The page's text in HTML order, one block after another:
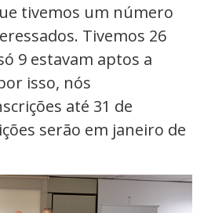
tivemos um número
Tivemos 26
9 estavam aptos a
isso, nós
até 31 de
serão em janeiro de